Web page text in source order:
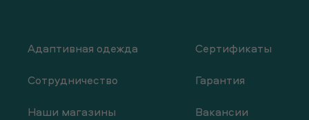
Адаптивная одежда
Сотрудничество
Наши магазины
Сертификаты
Гарантия
Вакансии